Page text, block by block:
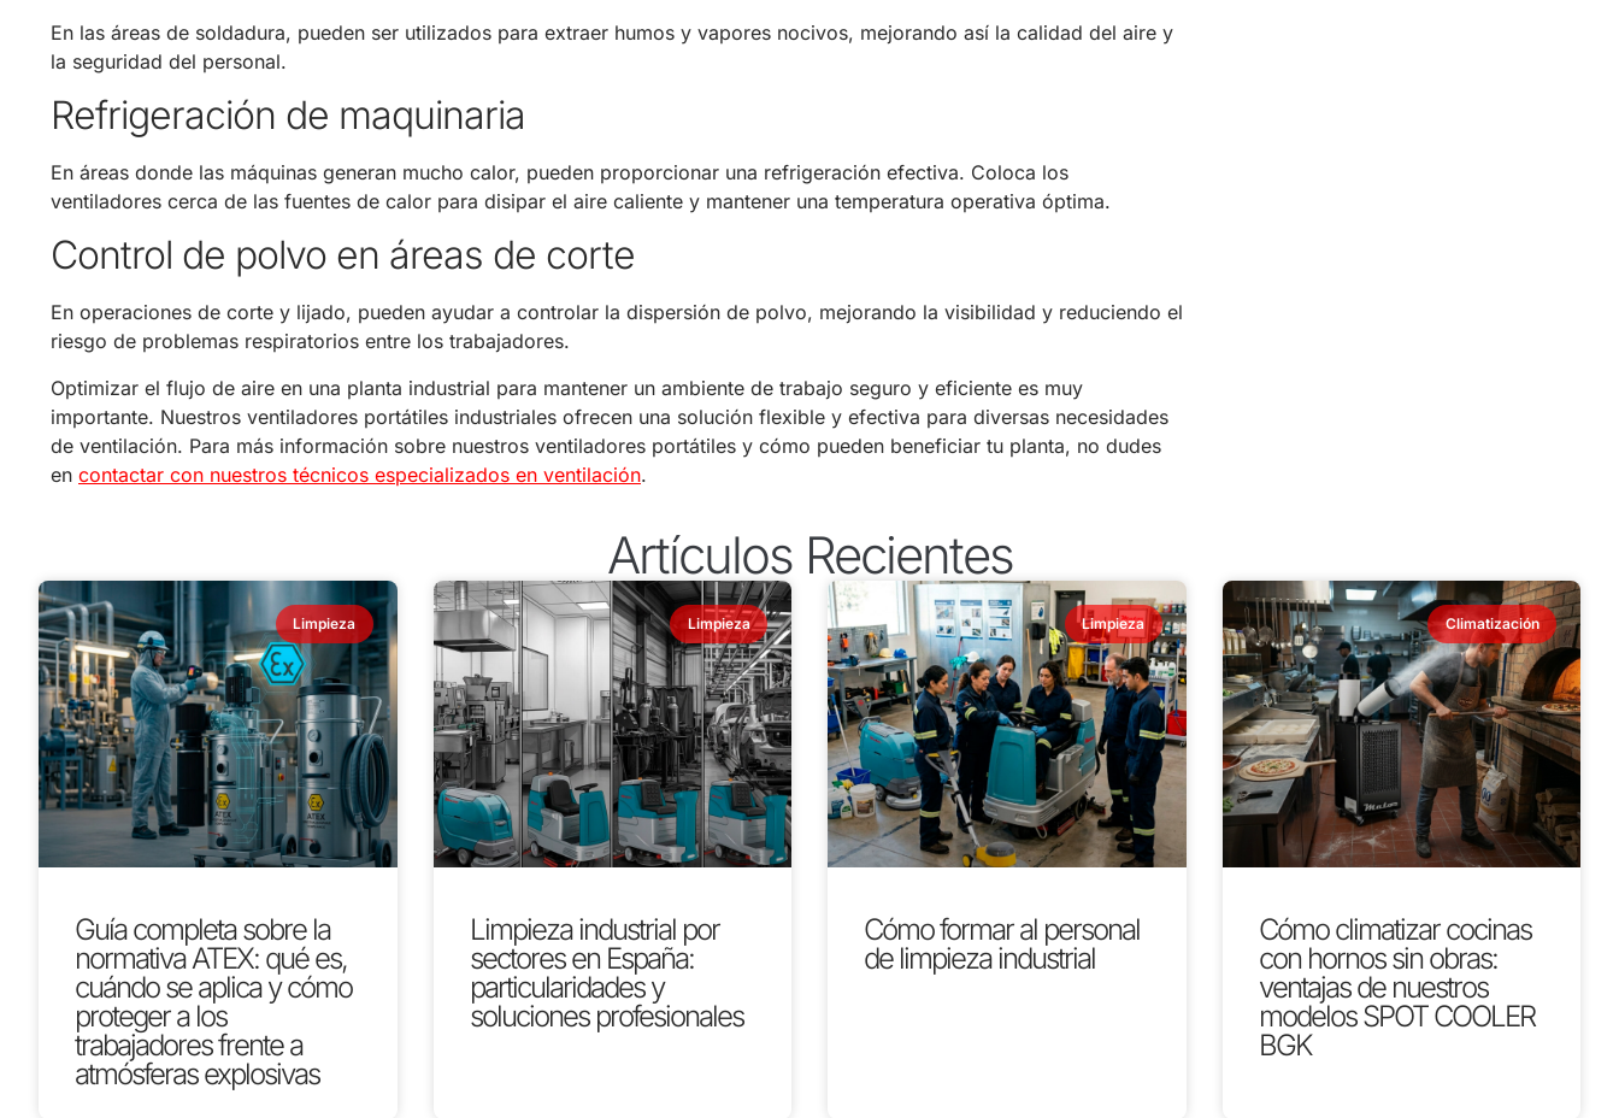
En las áreas de soldadura, pueden ser utilizados para extraer humos y vapores nocivos, mejorando así la calidad del aire y
la seguridad del personal.
Refrigeración de maquinaria
En áreas donde las máquinas generan mucho calor, pueden proporcionar una refrigeración efectiva. Coloca los
ventiladores cerca de las fuentes de calor para disipar el aire caliente y mantener una temperatura operativa óptima.
Control de polvo en áreas de corte
En operaciones de corte y lijado, pueden ayudar a controlar la dispersión de polvo, mejorando la visibilidad y reduciendo el
riesgo de problemas respiratorios entre los trabajadores.
Optimizar el flujo de aire en una planta industrial para mantener un ambiente de trabajo seguro y eficiente es muy
importante. Nuestros ventiladores portátiles industriales ofrecen una solución flexible y efectiva para diversas necesidades
de ventilación. Para más información sobre nuestros ventiladores portátiles y cómo pueden beneficiar tu planta, no dudes
en contactar con nuestros técnicos especializados en ventilación.
Artículos Recientes
Limpieza
Guía completa sobre la
normativa ATEX: qué es,
cuándo se aplica y cómo
proteger a los
trabajadores frente a
atmósferas explosivas
Limpieza
Limpieza industrial por
sectores en España:
particularidades y
soluciones profesionales
Limpieza
Cómo formar al personal
de limpieza industrial
Climatización
Cómo climatizar cocinas
con hornos sin obras:
ventajas de nuestros
modelos SPOT COOLER
BGK